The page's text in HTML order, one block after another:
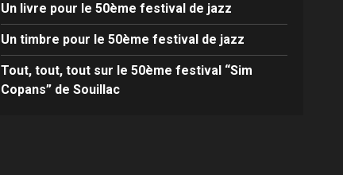
Un livre pour le 50ème festival de jazz
Un timbre pour le 50ème festival de jazz
Tout, tout, tout sur le 50ème festival “Sim
Copans” de Souillac